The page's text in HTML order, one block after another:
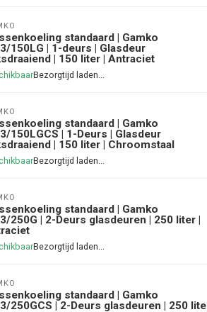
standaard | Gamko
150LG | 1-deurs | Glasdeur
| 150 liter | Antraciet
standaard | Gamko
150LGCS | 1-Deurs | Glasdeur
| 150 liter | Chroomstaal
standaard | Gamko
250G | 2-Deurs glasdeuren | 250 liter |
standaard | Gamko
250GCS | 2-Deurs glasdeuren | 250